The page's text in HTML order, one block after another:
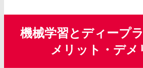
機械学習とディープ
メリット・デメ